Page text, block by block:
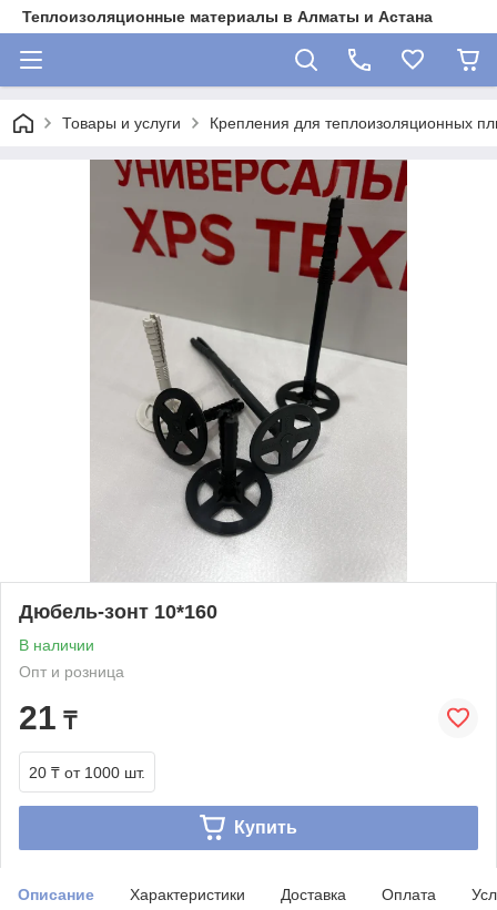
Теплоизоляционные материалы в Алматы и Астана
Товары и услуги Крепления для теплоизоляционных
Дюбель-зонт 10*160
В наличии
Опт и розница
21 ₸
20 ₸ от 1000 шт.
Купить
Описание Характеристики Доставка Оплата